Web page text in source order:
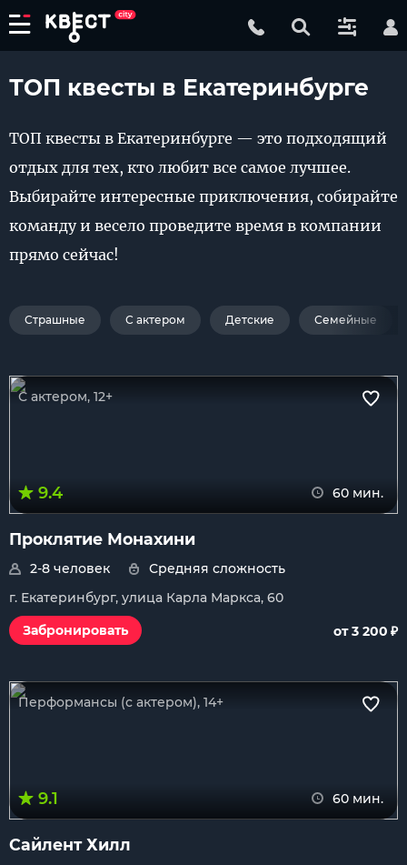
ТОП квесты в Екатеринбурге
ТОП квесты в Екатеринбурге — это подходящий
отдых для тех, кто любит все самое лучшее.
Выбирайте интересные приключения, собирайте
команду и весело проведите время в компании
прямо сейчас!
Страшные С актером Детские Семейные
С актером, 12+
9.4 60 мин.
Проклятие Монахини
2-8 человек
Средняя сложность
г. Екатеринбург, улица Карла Маркса, 60
Забронировать
от 3 200 ₽
Перформансы (с актером), 14+
9.1 60 мин.
Сайлент Хилл